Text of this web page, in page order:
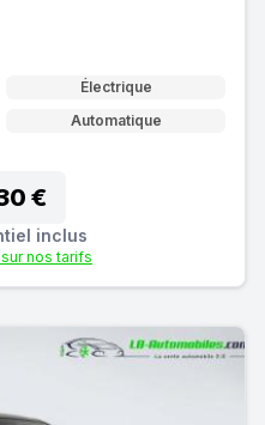
Électrique
Automatique
€
inclus
nos tarifs